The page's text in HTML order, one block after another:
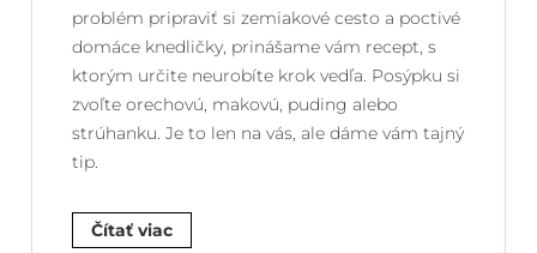
problém pripraviť si zemiakové cesto a poctivé
domáce knedličky, prinášame vám recept, s
ktorým určite neurobíte krok vedľa. Posýpku si
zvoľte orechovú, makovú, puding alebo
strúhanku. Je to len na vás, ale dáme vám tajný
tip.
Čítať viac